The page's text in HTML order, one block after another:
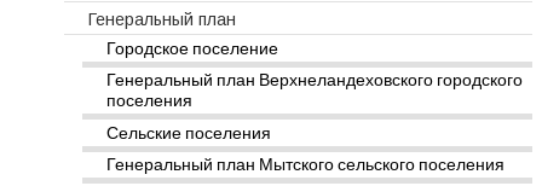
Генеральный план
Городское поселение
Генеральный план Верхнеландеховского городского
поселения
Сельские поселения
Генеральный план Мытского сельского поселения